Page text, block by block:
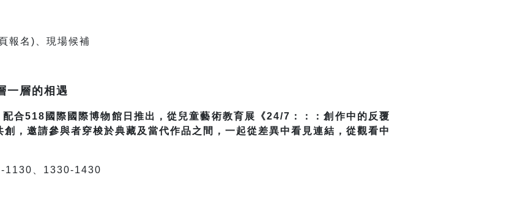
報名)、現場候補
一層的相遇
配合518國際國際博物館日推出，從兒童藝術教育展《24/7：：：創作中的反覆
，邀請參與者穿梭於典藏及當代作品之間，一起從差異中看見連結，從觀看中
1130、1330-1430